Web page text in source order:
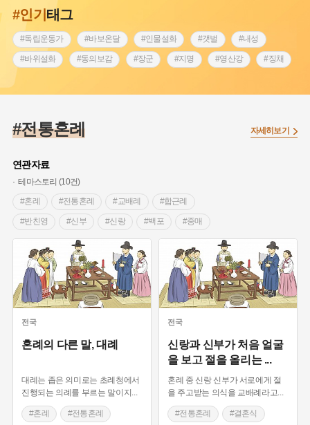
#인기태그
#독립운동가 #바보온달 #인물설화 #갯벌 #내성
#바위설화 #동의보감 #장군 #지명 #영산강 #징채
#인천 #외성 #낙성대
#황해도
#조선역사 #대한애국부인회
#왕건 #전라남도 지명유래 #목민관
#온라인 생활사박물관 #강동구 #제주도설화
#여성독립운동가 #조선시대 문신 #3.1운동 #애민
#김마리아 #여성 독립운동가 #28독립선언 #온달
#문화유산 #노원구 #마을 #전설 #박물관
#경기도설화 #강서구 #공예품 #원호원두표묘역 #용인
#지명유래 #대한민국임시정부
#용인의 전설 #끈기 #동화 #생활용품
#부산 #항일투쟁
#남자현
#전통혼례
연관자료
테마스토리 (10건)
#혼례
#전통혼례 #교배례 #합근례
#반친영 #신부 #신랑 #백포 #중매
#혼담 #관혼상제 절차 #가마 #나무기러기
#납채서 #사주팔자 #궁합 #결혼식
#결혼식음식 #대례상 #초례청 #맞절
#친영례 #남귀여가혼 #관혼상제 #풍경
#결혼식날 #우리얼
#폐백 #신랑신부 #식순 #육례
자세히보기
전국
혼례의 다른 말, 대례
대례는 좁은 의미로는 초례청에서
진행되는 의례를 부르는 말이지
#혼례 #전통혼례
전국
신랑과 신부가 처음 얼굴
을 보고 절을 올리는 ...
혼례 중 신랑 신부가 서로에게 절
을 주고받는 의식을 교배례라고
#전통혼례 #결혼식